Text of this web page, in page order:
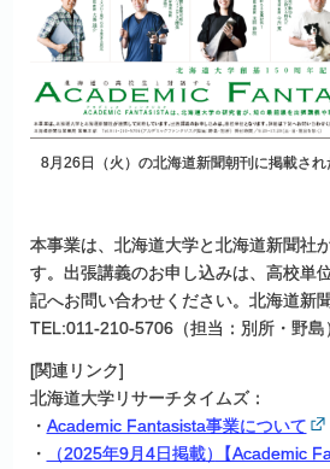
8月26日（火）の北海道新聞朝刊に掲載さ
本事業は、北海道大学と北海道新聞社
す。出張講義のお申し込みは、高校単
記へお問い合わせください。北海道
TEL:011-210-5706（担当：別所・野島
[関連リンク]
北海道大学リサーチタイムズ：
・ Academic Fantasista事業について
・
（2025年9月4日掲載）
【Academic